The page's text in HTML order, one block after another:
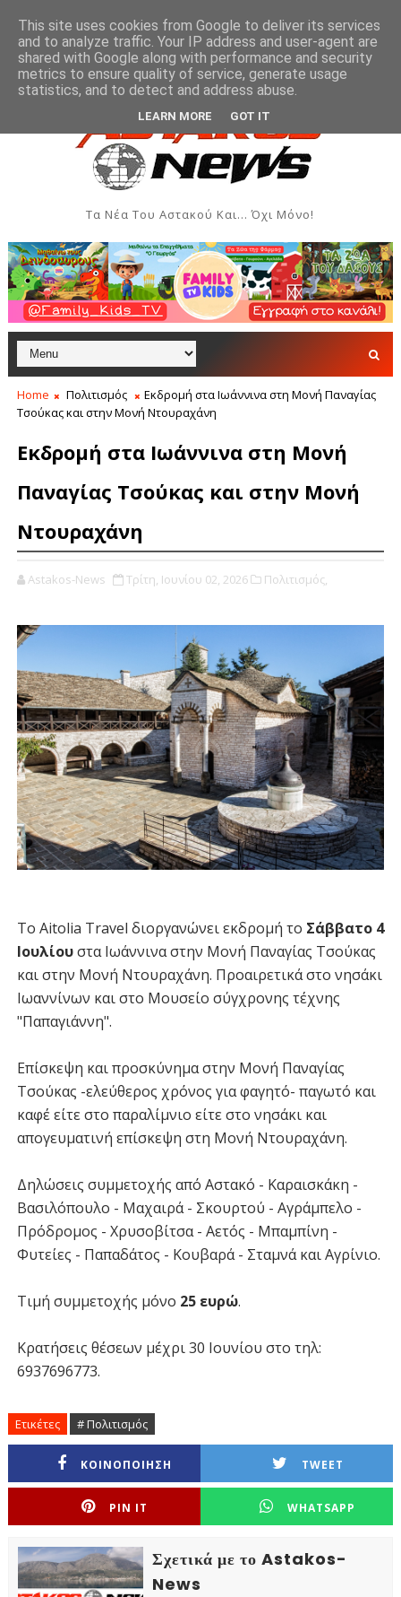
συνεισφορά όλων των επαγγελματιών ζητά η Οργανωτική
Τα Νέα Του Αστακού Και... Όχι Μόνο!
Home Πολιτισμός
Εκδρομή στα Ιωάννινα στη Μονή Παναγίας
Τσούκας και στην Μονή Ντουραχάνη
Εκδρομή στα Ιωάννινα στη Μονή
Παναγίας Τσούκας και στην Μονή
Ντουραχάνη
Astakos-News Τρίτη, Ιουνίου 02, 2026 Πολιτισμός,
Το Aitolia Travel διοργανώνει εκδρομή το Σάββατο 4
Ιουλίουστα Ιωάννινα στην Μονή Παναγίας Τσούκας
και στην Μονή Ντουραχάνη. Προαιρετικά στο νησάκι
Ιωαννίνων και στο Μουσείο σύγχρονης τέχνης
"Παπαγιάννη".
Επίσκεψη και προσκύνημα στην Μονή Παναγίας
Τσούκας -ελεύθερος χρόνος για φαγητό- παγωτό και
καφέ είτε στο παραλίμνιο είτε στο νησάκι και
απογευματινή επίσκεψη στη Μονή Ντουραχάνη.
Δηλώσεις συμμετοχής από Αστακό - Καραισκάκη -
Βασιλόπουλο - Μαχαιρά - Σκουρτού - Αγράμπελο -
Πρόδρομος - Χρυσοβίτσα - Αετός - Μπαμπίνη -
Φυτείες - Παπαδάτος - Κουβαρά - Σταμνά και Αγρίνιο.
Τιμή συμμετοχής μόνο 25 ευρώ.
Κρατήσεις θέσεων μέχρι 30 Ιουνίου στο τηλ:
6937696773.
Ετικέτες # Πολιτισμός
ΚΟΙΝΟΠΟΙΗΣΗ TWEET
PIN IT WHATSAPP
Σχετικά με το Astakos-
News
This site uses cookies from Google to deliver its services
and to analyze traffic. Your IP address and user-agent are
shared with Google along with performance and security
metrics to ensure quality of service, generate usage
statistics, and to detect and address abuse.
LEARN MORE GOT IT